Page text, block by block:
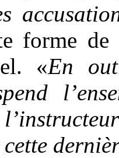
forme
«En